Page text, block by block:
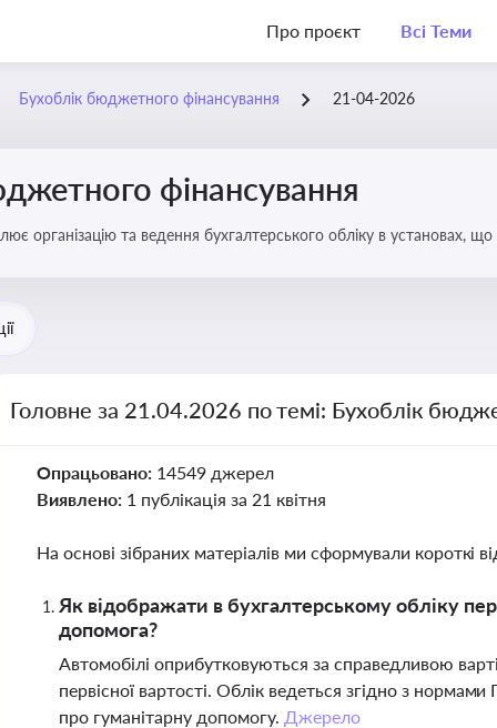
Про проєкт Всі Теми
Бухоблік бюджетного фінансування 21-04-2026
фінансування
організацію та ведення бухгалтерського обліку в установах,
Головне за 21.04.2026 по темі: Бухоблік
Опрацьовано: 14549 джерел
Виявлено: 1 публікація за 21 квітня
На основі зібраних матеріалів ми сформували короткі
Як відображати в бухгалтерському обліку
допомога?
Автомобілі оприбутковуються за справедливою
первісної вартості. Облік ведеться згідно з
про гуманітарну допомогу. Джерело